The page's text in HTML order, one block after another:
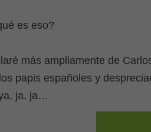
es eso?
más ampliamente de
papis españoles y
ja, ja…